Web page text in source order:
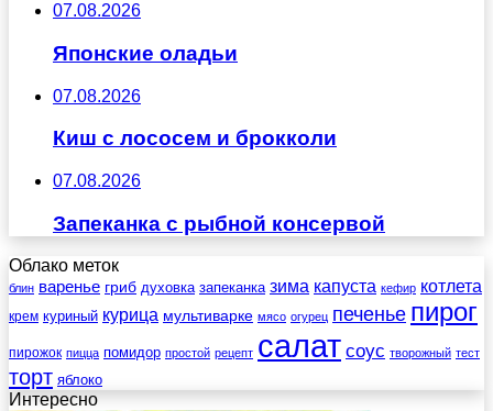
07.08.2026
Японские оладьи
07.08.2026
Киш с лососем и брокколи
07.08.2026
Запеканка с рыбной консервой
Облако меток
блин варенье гриб духовка запеканка зима капуста кефир котлета
крем куриный курица мультиварке мясо огурец печенье пирог
пирожок пицца помидор простой рецепт салат соус творожный тест
торт яблоко
Интересно